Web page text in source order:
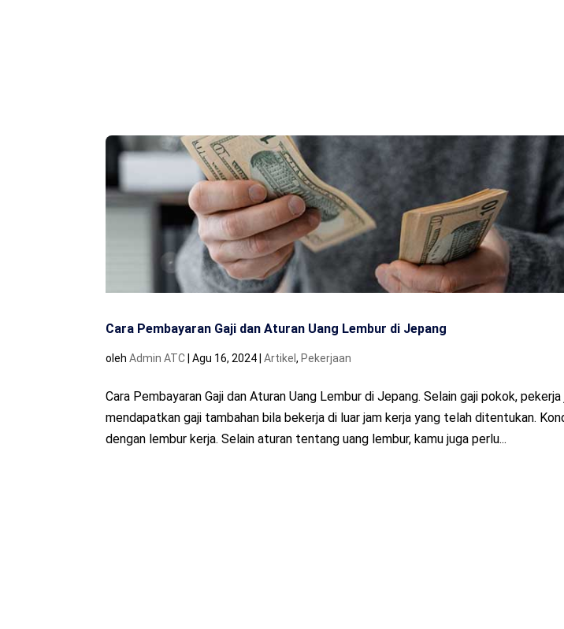
Cara Pembayaran Gaji dan Aturan Uang Lembur di Jepang
olehAdmin ATC |Agu 16, 2024 |Artikel, Pekerjaan
Cara Pembayaran Gaji dan Aturan Uang Lembur di Jepang. Selain gaji pokok,
mendapatkan gaji tambahan bila bekerja di luar jam kerja yang telah ditentukan.
dengan lembur kerja. Selain aturan tentang uang lembur, kamu juga perlu...